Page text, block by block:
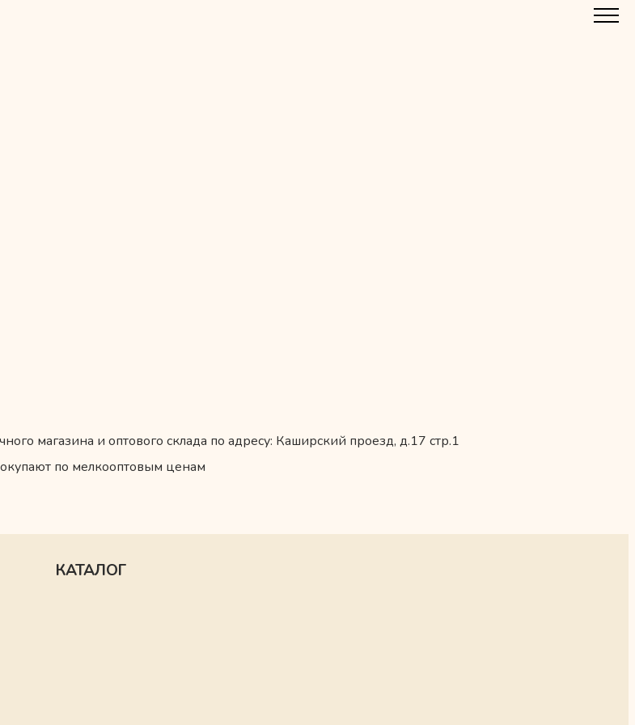
магазина и оптового склада по адресу: Каширский проезд, д.17 стр.1
по мелкооптовым ценам
КАТАЛОГ